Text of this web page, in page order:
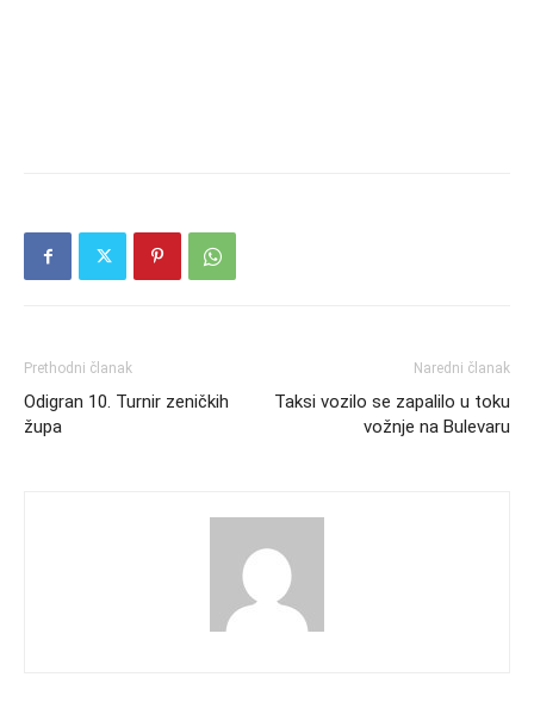
Prethodni članak
Odigran 10. Turnir zeničkih
župa
Naredni članak
Taksi vozilo se zapalilo u toku
vožnje na Bulevaru